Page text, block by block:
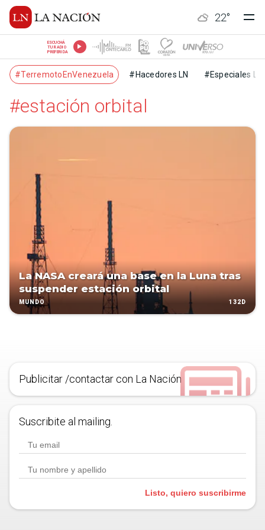
22°
ESCUCHÁ
TU RADIO
PREFERIDA
#TerremotoEnVenezuela #Hacedores LN #Especiales LN
#estación orbital
La NASA creará una base en la Luna tras
suspender estación orbital
MUNDO 132D
Publicitar /contactar con La Nación
Suscribite al mailing.
Listo, quiero suscribirme